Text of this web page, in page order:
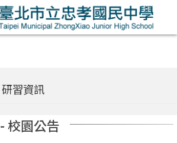
研習資訊
- 校園公告